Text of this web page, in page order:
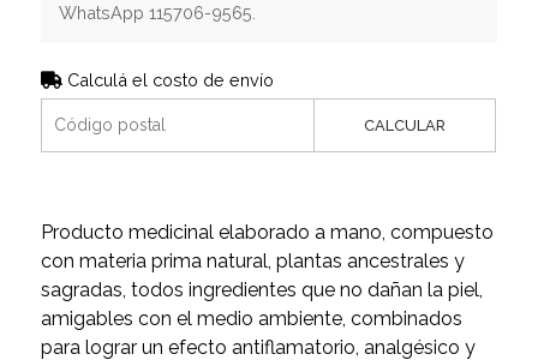
WhatsApp 115706-9565.
Calculá el costo de envío
CALCULAR
Producto medicinal elaborado a mano, compuesto
con materia prima natural, plantas ancestrales y
sagradas, todos ingredientes que no dañan la piel,
amigables con el medio ambiente, combinados
para lograr un efecto antiflamatorio, analgésico y